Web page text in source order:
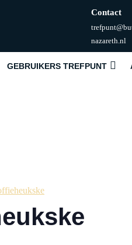
Contact
nazareth.nlE-
GEBRUIKERS TREFPUNT